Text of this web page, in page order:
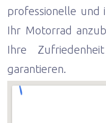
professionelle und
Ihr Motorrad
Ihre
garantieren.